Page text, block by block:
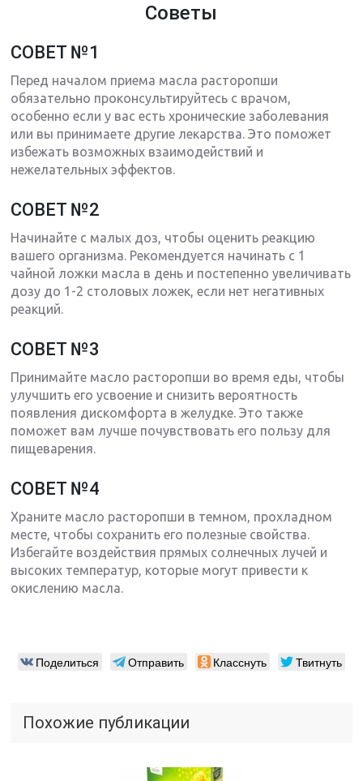
Советы
СОВЕТ №1
Перед началом приема масла расторопши
обязательно проконсультируйтесь с врачом,
особенно если у вас есть хронические заболевания
или вы принимаете другие лекарства. Это поможет
избежать возможных взаимодействий и
нежелательных эффектов.
СОВЕТ №2
Начинайте с малых доз, чтобы оценить реакцию
вашего организма. Рекомендуется начинать с 1
чайной ложки масла в день и постепенно увеличивать
дозу до 1-2 столовых ложек, если нет негативных
реакций.
СОВЕТ №3
Принимайте масло расторопши во время еды, чтобы
улучшить его усвоение и снизить вероятность
появления дискомфорта в желудке. Это также
поможет вам лучше почувствовать его пользу для
пищеварения.
СОВЕТ №4
Храните масло расторопши в темном, прохладном
месте, чтобы сохранить его полезные свойства.
Избегайте воздействия прямых солнечных лучей и
высоких температур, которые могут привести к
окислению масла.
Поделиться Отправить Класснуть Твитнуть
Похожие публикации